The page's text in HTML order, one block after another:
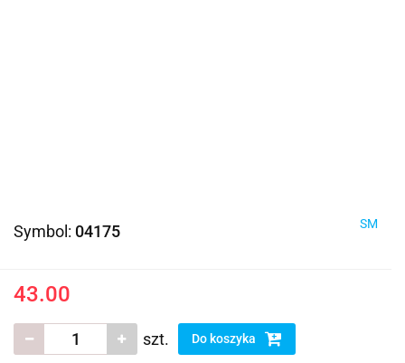
Symbol: 04175 SM
43.00
szt. Do koszyka